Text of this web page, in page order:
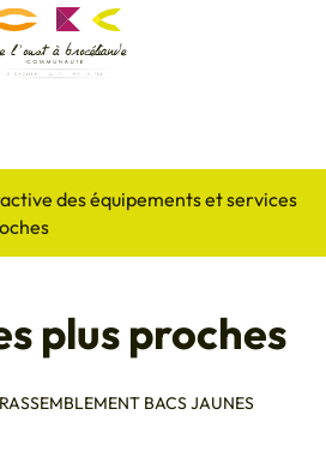
De l'oust à Brocéliande
des équipements et services
plus proches
BACS JAUNES